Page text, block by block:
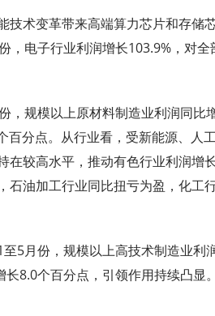
术变革带来高端算力芯片和存储
，电子行业利润增长103.9%，对全
规模以上原材料制造业利润同比
百分点。从行业看，受新能源、人
较高水平，推动有色行业利润增
石油加工行业同比扭亏为盈，化工
月份，规模以上高技术制造业利
8.0个百分点，引领作用持续凸显。